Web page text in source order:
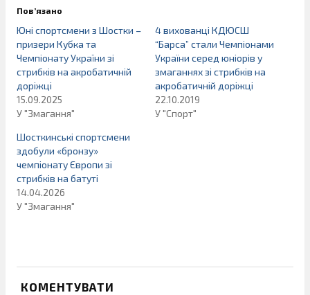
Пов’язано
Юні спортсмени з Шостки –
призери Кубка та
Чемпіонату України зі
стрибків на акробатичній
доріжці
15.09.2025
У "Змагання"
4 вихованці КДЮСШ
“Барса” стали Чемпіонами
України серед юніорів у
змаганнях зі стрибків на
акробатичній доріжці
22.10.2019
У "Спорт"
Шосткинські спортсмени
здобули «бронзу»
чемпіонату Європи зі
стрибків на батуті
14.04.2026
У "Змагання"
КОМЕНТУВАТИ